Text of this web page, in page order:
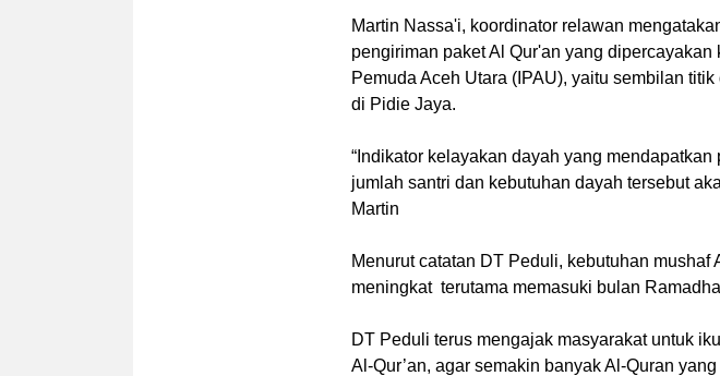
Martin Nassa'i, koordinator relawan
pengiriman paket Al Qur'an yang
Pemuda Aceh Utara (IPAU), yaitu sembilan
di Pidie Jaya.
“Indikator kelayakan dayah yang mendapatkan
jumlah santri dan kebutuhan dayah tersebut
Martin
Menurut catatan DT Peduli, kebutuhan mushaf
meningkat terutama memasuki bulan
DT Peduli terus mengajak masyarakat untuk
Al-Qur’an, agar semakin banyak Al-Quran